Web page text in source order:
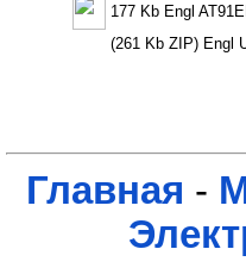
177 Kb Engl
(261 Kb ZIP) Engl
Главная -